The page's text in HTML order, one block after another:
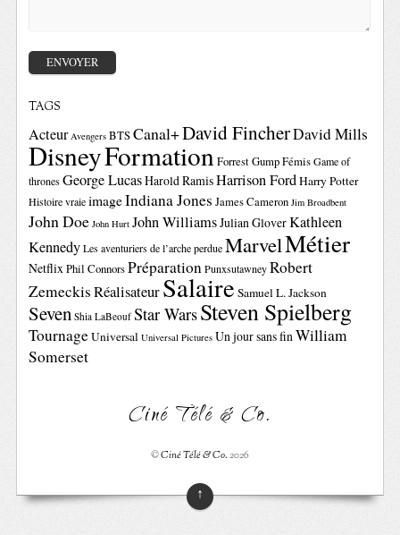
TAGS
Acteur Avengers BTSCanal+David FincherDavid Mills
DisneyFormationForrest GumpFémis Game of
thrones George LucasHarold RamisHarrison FordHarry Potter
Histoire vraie imageIndiana Jones James Cameron Jim Broadbent
John Doe John Hurt John WilliamsJulian GloverKathleen
Kennedy Les aventuriers de l’arche perdue MarvelMétier
NetflixPhil ConnorsPréparation Punxsutawney Robert
ZemeckisRéalisateurSalaire Samuel L. Jackson
Seven Shia LaBeouf Star WarsSteven Spielberg
TournageUniversal Universal Pictures Un jour sans finWilliam
Somerset
Ciné Télé & Co.
©Ciné Télé & Co.2026
↑